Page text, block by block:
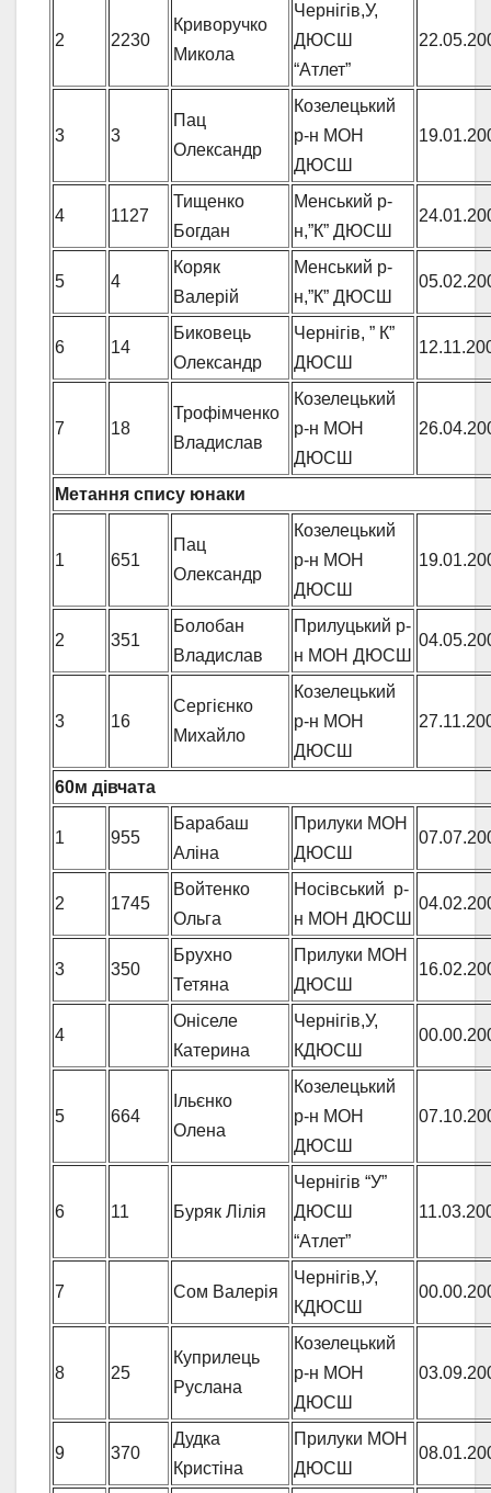
2 2230
Криворучко
Микола
Чернігів,У,
ДЮСШ
“Атлет”
3 3
Пац
Олександр
Козелецький
р-н МОН
ДЮСШ
4 1127
Тищенко
Богдан
Менський р-
н,”К” ДЮСШ
5 4
Коряк
Валерій
Менський р-
н,”К” ДЮСШ
6 14
Биковець
Олександр
Чернігів, ” К”
ДЮСШ
7 18
Трофімченко
Владислав
Козелецький
р-н МОН
ДЮСШ
Метання спису юнаки
1 651
Пац
Олександр
Козелецький
р-н МОН
ДЮСШ
2 351
Болобан
Владислав
Прилуцький р-
н МОН ДЮСШ
3 16
Сергієнко
Михайло
Козелецький
р-н МОН
ДЮСШ
60м дівчата
1 955
Барабаш
Аліна
Прилуки МОН
ДЮСШ
2 1745
Войтенко
Ольга
Носівський р-
н МОН ДЮСШ
3 350
Брухно
Тетяна
Прилуки МОН
ДЮСШ
4
Оніселе
Катерина
Чернігів,У,
КДЮСШ
5 664
Ільєнко
Олена
Козелецький
р-н МОН
ДЮСШ
6 11 Буряк Лілія
Чернігів “У”
ДЮСШ
“Атлет”
7 Сом Валерія
Чернігів,У,
КДЮСШ
8 25
Куприлець
Руслана
Козелецький
р-н МОН
ДЮСШ
9 370
Дудка
Кристіна
Прилуки МОН
ДЮСШ